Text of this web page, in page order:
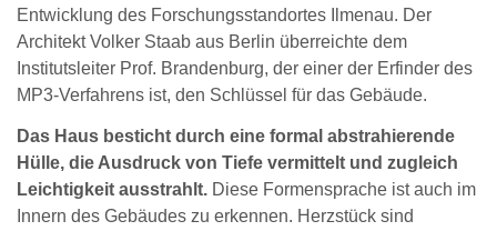
Entwicklung des Forschungsstandortes Ilmenau. Der
Architekt Volker Staab aus Berlin überreichte dem
Institutsleiter Prof. Brandenburg, der einer der Erfinder des
MP3-Verfahrens ist, den Schlüssel für das Gebäude.
Das Haus besticht durch eine formal abstrahierende
Hülle, die Ausdruck von Tiefe vermittelt und zugleich
Leichtigkeit ausstrahlt. Diese Formensprache ist auch im
Innern des Gebäudes zu erkennen. Herzstück sind